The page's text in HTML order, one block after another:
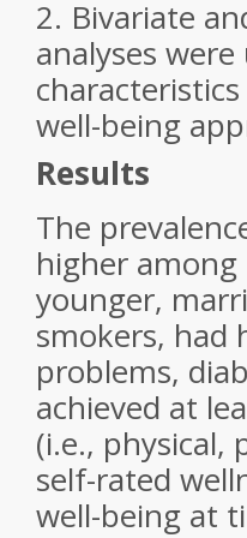
2. Bivariate
analyses
well-being
Results
The
higher
younger,
smokers, had
problems,
achieved at
(i.e., physical,
self-rated
well-being at